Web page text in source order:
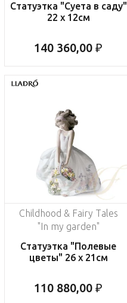
Статуэтка "Суета в саду"
22 x 12см
140 360,00 ₽
Childhood & Fairy Tales
"In my garden"
Статуэтка "Полевые
цветы" 26 x 21см
110 880,00 ₽